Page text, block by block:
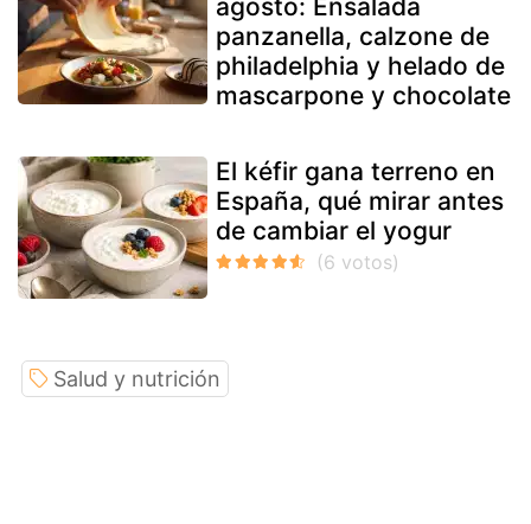
agosto: Ensalada
panzanella, calzone de
philadelphia y helado de
mascarpone y chocolate
El kéfir gana terreno en
España, qué mirar antes
de cambiar el yogur
Salud y nutrición